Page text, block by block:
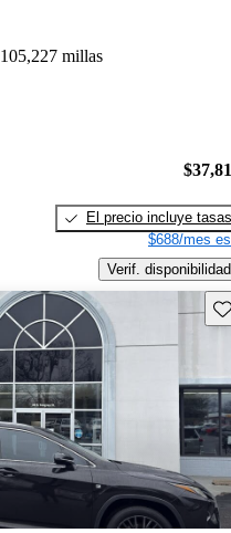
105,227 millas
El precio incluye tasas
$688/mes
Verif. disponibilidad